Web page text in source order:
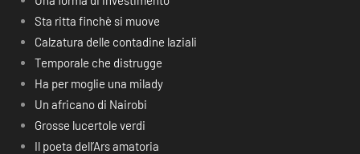
Sta ritta finchè si muove
Calzatura delle contadine laziali
Temporale che distrugge
Ha per moglie una milady
Un africano di Nairobi
Grosse lucertole verdi
Il poeta dell’Ars amatoria